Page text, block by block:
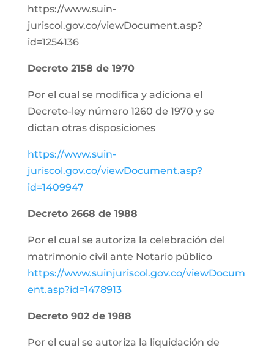
https://www.suin-
juriscol.gov.co/viewDocument.asp?
id=1254136
Decreto 2158 de 1970
Por el cual se modifica y adiciona el
Decreto-ley número 1260 de 1970 y se
dictan otras disposiciones
https://www.suin-
juriscol.gov.co/viewDocument.asp?
id=1409947
Decreto 2668 de 1988
Por el cual se autoriza la celebración del
matrimonio civil ante Notario público
https://www.suinjuriscol.gov.co/viewDocum
ent.asp?id=1478913
Decreto 902 de 1988
Por el cual se autoriza la liquidación de